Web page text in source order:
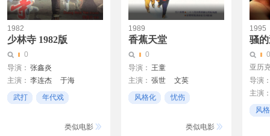
1982
少林寺 1982版
0
导演： 张鑫炎
主演： 李连杰
于海
丁岚
于承惠 计春华
武打
年代戏
类似电影
1989
香蕉天堂
0
导演： 王童
主演： 張世
文英
紐承澤
风格化
忧伤
类似电影
1995
骚
0
亚历
导演
主演
克里
风